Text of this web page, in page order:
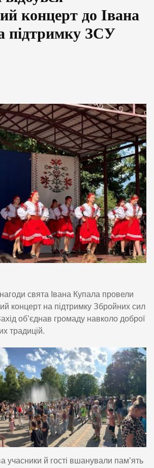
концерт до Івана
підтримку ЗСУ
нагоди свята Івана Купала провели
концерт на підтримку Збройних сил
об’єднав громаду навколо доброї
традицій.
учасники й гості вшанували пам’ять